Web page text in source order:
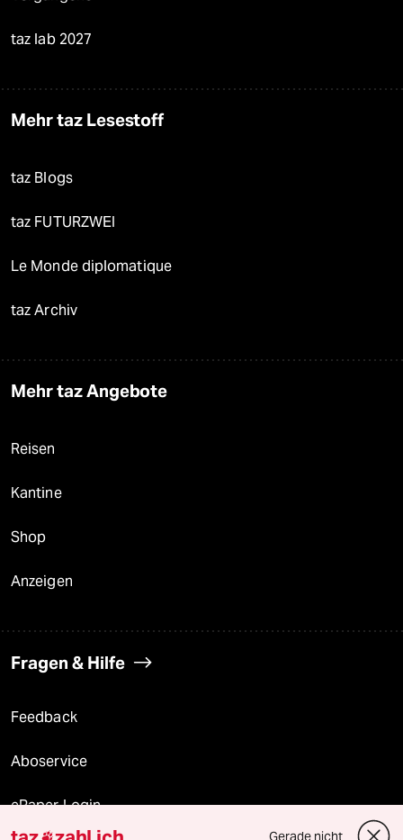
taz lab 2027
Mehr taz Lesestoff
taz Blogs
taz FUTURZWEI
Le Monde diplomatique
taz Archiv
Mehr taz Angebote
Reisen
Kantine
Shop
Anzeigen
Fragen & Hilfe
Feedback
Aboservice
ePaper Login
 Gerade nicht